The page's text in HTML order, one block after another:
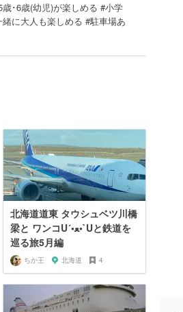
･6歳(幼児)が楽しめる #小学
に大人も楽しめる #駐車場あ
北海道道東 タウシュベツ川橋
梁と ワンコU´•ﻌ•`Uと鉄道を
巡る旅5月編
ちか王 北海道 4